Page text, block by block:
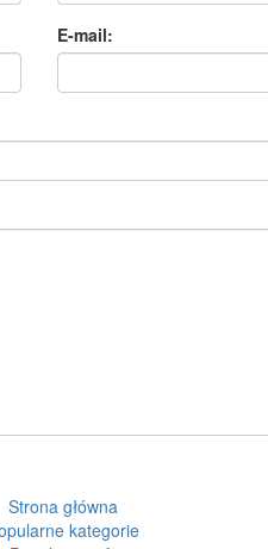
E-mail:
Strona główna
kategorie